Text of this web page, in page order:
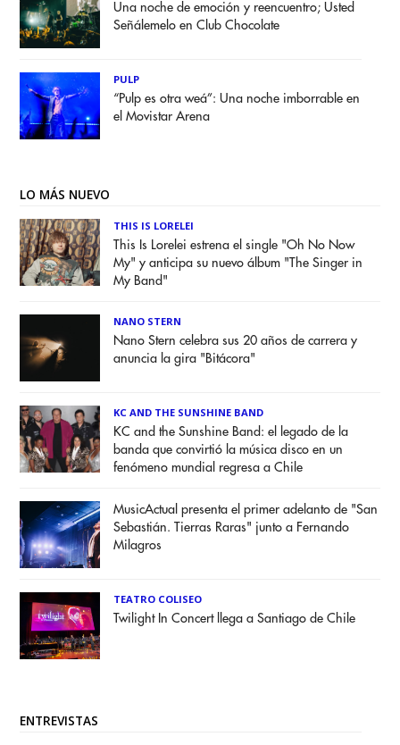
Una noche de emoción y reencuentro; Usted
Señálemelo en Club Chocolate
PULP
“Pulp es otra weá”: Una noche imborrable en
el Movistar Arena
LO MÁS NUEVO
THIS IS LORELEI
This Is Lorelei estrena el single "Oh No Now
My" y anticipa su nuevo álbum "The Singer in
My Band"
NANO STERN
Nano Stern celebra sus 20 años de carrera y
anuncia la gira "Bitácora"
KC AND THE SUNSHINE BAND
KC and the Sunshine Band: el legado de la
banda que convirtió la música disco en un
fenómeno mundial regresa a Chile
MusicActual presenta el primer adelanto de "San
Sebastián. Tierras Raras" junto a Fernando
Milagros
TEATRO COLISEO
Twilight In Concert llega a Santiago de Chile
ENTREVISTAS